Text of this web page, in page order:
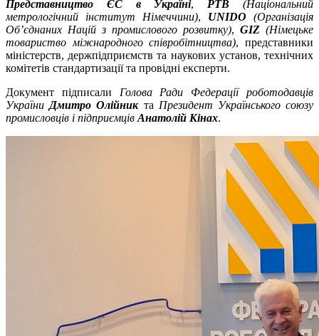
Представництво ЄС в Україні, PTB (Національний
метрологічний інститут Німеччини), UNIDO (Організація
Об’єднаних Націй з промислового розвитку), GIZ (Німецьке
товариство міжнародного співробітництва), представники
міністерств, держпідприємств та наукових установ, технічних
комітетів стандартизації та провідні експерти.
Документ підписали Голова Ради Федерації роботодавців
України Дмитро Олійникта Президент Українського союзу
промисловців і підприємців Анатолій Кінах.